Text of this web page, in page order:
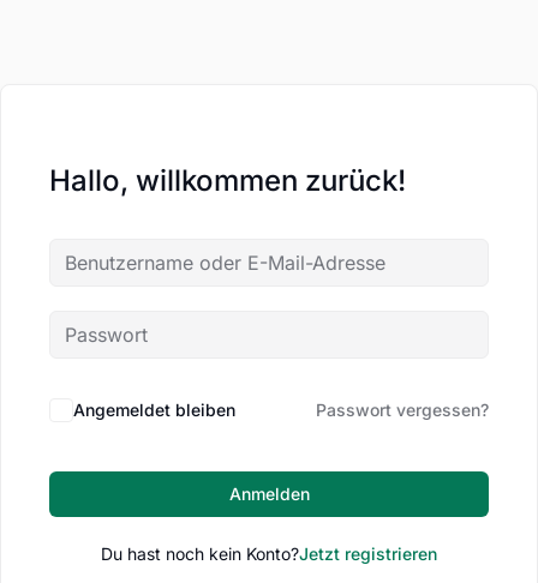
Hallo, willkommen zurück!
Angemeldet bleiben Passwort vergessen?
Anmelden
Du hast noch kein Konto?Jetzt registrieren